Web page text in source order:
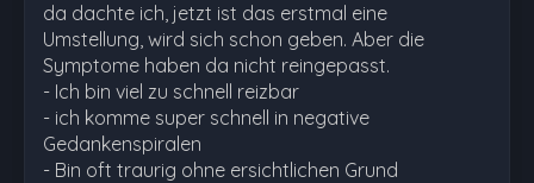
da dachte ich, jetzt ist das erstmal eine
Umstellung, wird sich schon geben. Aber die
Symptome haben da nicht reingepasst.
- Ich bin viel zu schnell reizbar
- ich komme super schnell in negative
Gedankenspiralen
- Bin oft traurig ohne ersichtlichen Grund